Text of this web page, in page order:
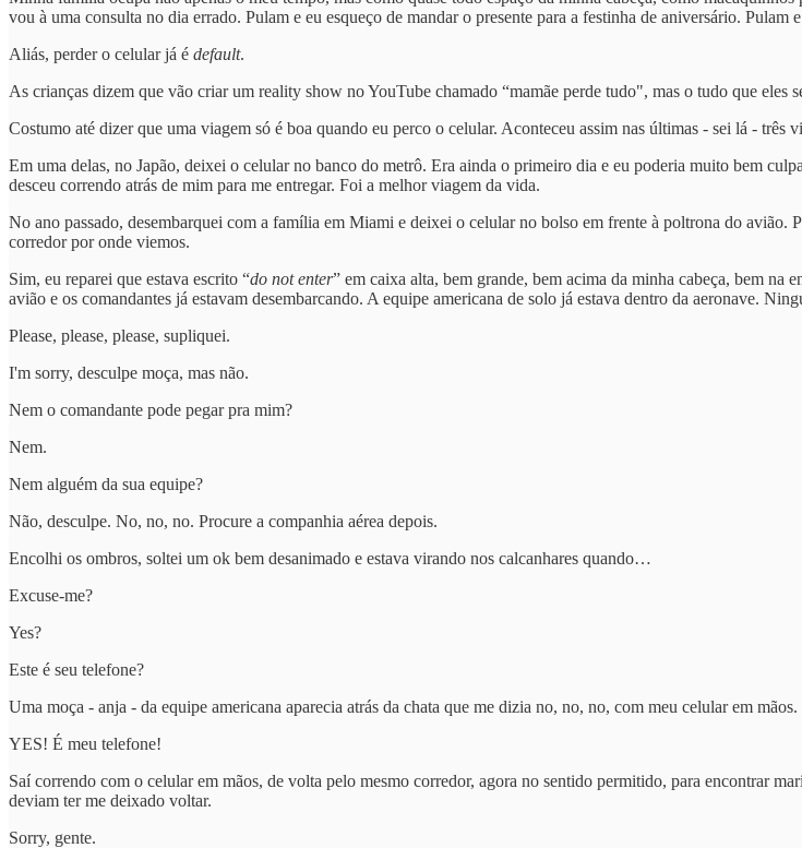
vou à uma consulta no dia errado. Pulam e eu esqueço de mandar o presente para a festinha de aniversário. Pulam
Aliás, perder o celular já é default.
As crianças dizem que vão criar um reality show no YouTube chamado “mamãe perde tudo", mas o tudo que eles
Costumo até dizer que uma viagem só é boa quando eu perco o celular. Aconteceu assim nas últimas - sei lá - três
Em uma delas, no Japão, deixei o celular no banco do metrô. Era ainda o primeiro dia e eu poderia muito bem
desceu correndo atrás de mim para me entregar. Foi a melhor viagem da vida.
No ano passado, desembarquei com a família em Miami e deixei o celular no bolso em frente à poltrona do avião.
corredor por onde viemos.
Sim, eu reparei que estava escrito “do not enter” em caixa alta, bem grande, bem acima da minha cabeça, bem
avião e os comandantes já estavam desembarcando. A equipe americana de solo já estava dentro da aeronave.
Please, please, please, supliquei.
I'm sorry, desculpe moça, mas não.
Nem o comandante pode pegar pra mim?
Nem.
Nem alguém da sua equipe?
Não, desculpe. No, no, no. Procure a companhia aérea depois.
Encolhi os ombros, soltei um ok bem desanimado e estava virando nos calcanhares quando…
Excuse-me?
Yes?
Este é seu telefone?
Uma moça - anja - da equipe americana aparecia atrás da chata que me dizia no, no, no, com meu celular em
YES! É meu telefone!
Saí correndo com o celular em mãos, de volta pelo mesmo corredor, agora no sentido permitido, para encontrar
deviam ter me deixado voltar.
Sorry, gente.